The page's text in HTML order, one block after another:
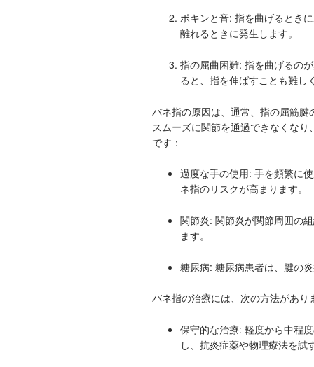
ポキンと音: 指を曲げるとき
離れるときに発生します。
指の屈曲困難: 指を曲げるの
ると、指を伸ばすことも難し
バネ指の原因は、通常、指の屈筋
スムーズに関節を通過できなくな
です：
過度な手の使用: 手を頻繁に
ネ指のリスクが高まります。
関節炎: 関節炎が関節周囲の
ます。
糖尿病: 糖尿病患者は、腱の
バネ指の治療には、次の方法があり
保守的な治療: 軽度から中程
し、抗炎症薬や物理療法を試